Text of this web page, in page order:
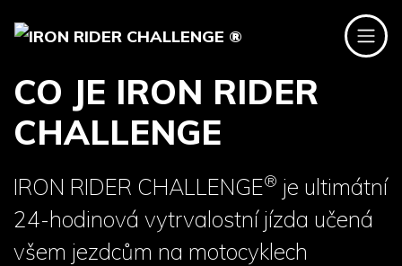
CO JE IRON RIDER
CHALLENGE
IRON RIDER CHALLENGE® je ultimátní
24-hodinová vytrvalostní jízda učená
všem jezdcům na motocyklech